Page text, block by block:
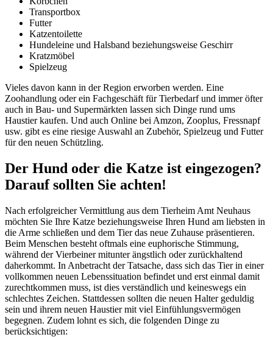
Transportbox
Futter
Katzentoilette
Hundeleine und Halsband beziehungsweise Geschirr
Kratzmöbel
Spielzeug
Vieles davon kann in der Region erworben werden. Eine
Zoohandlung oder ein Fachgeschäft für Tierbedarf und immer öfter
auch in Bau- und Supermärkten lassen sich Dinge rund ums
Haustier kaufen. Und auch Online bei Amzon, Zooplus, Fressnapf
usw. gibt es eine riesige Auswahl an Zubehör, Spielzeug und Futter
für den neuen Schützling.
Der Hund oder die Katze ist eingezogen?
Darauf sollten Sie achten!
Nach erfolgreicher Vermittlung aus dem Tierheim Amt Neuhaus
möchten Sie Ihre Katze beziehungsweise Ihren Hund am liebsten in
die Arme schließen und dem Tier das neue Zuhause präsentieren.
Beim Menschen besteht oftmals eine euphorische Stimmung,
während der Vierbeiner mitunter ängstlich oder zurückhaltend
daherkommt. In Anbetracht der Tatsache, dass sich das Tier in einer
vollkommen neuen Lebenssituation befindet und erst einmal damit
zurechtkommen muss, ist dies verständlich und keineswegs ein
schlechtes Zeichen. Stattdessen sollten die neuen Halter geduldig
sein und ihrem neuen Haustier mit viel Einfühlungsvermögen
begegnen. Zudem lohnt es sich, die folgenden Dinge zu
berücksichtigen: